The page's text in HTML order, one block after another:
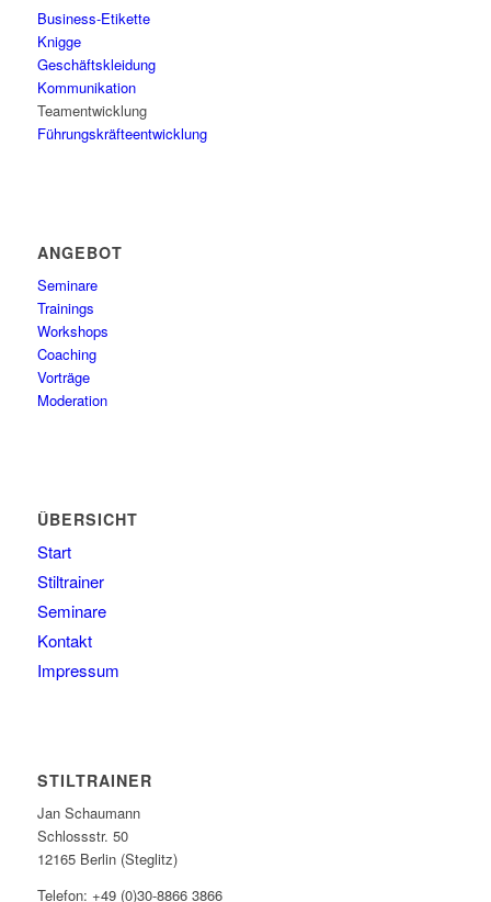
Business-Etikette
Knigge
Geschäftskleidung
Kommunikation
Teamentwicklung
Führungskräfteentwicklung
ANGEBOT
Seminare
Trainings
Workshops
Coaching
Vorträge
Moderation
ÜBERSICHT
Start
Stiltrainer
Seminare
Kontakt
Impressum
STILTRAINER
Jan Schaumann
Schlossstr. 50
12165 Berlin (Steglitz)
Telefon: +49 (0)30-8866 3866